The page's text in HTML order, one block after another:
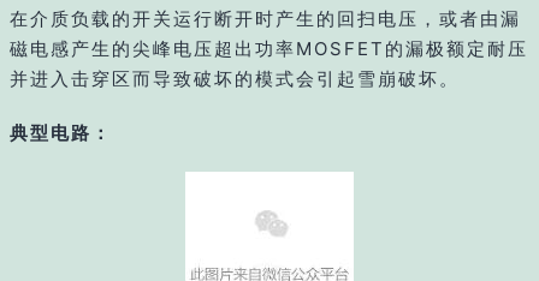
在介质负载的开关运行断开时产生的回扫电压，或者由漏
磁电感产生的尖峰电压超出功率MOSFET的漏极额定耐压
并进入击穿区而导致破坏的模式会引起雪崩破坏。
典型电路：